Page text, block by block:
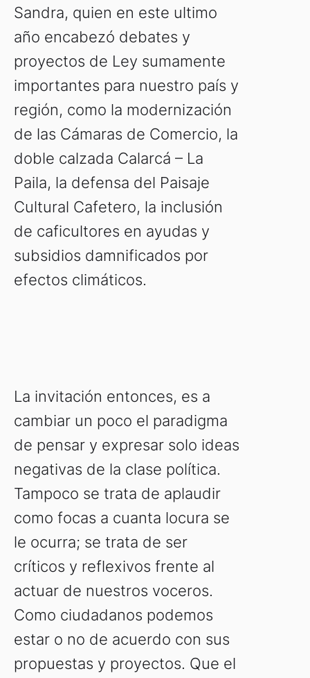
Sandra, quien en este ultimo
año encabezó debates y
proyectos de Ley sumamente
importantes para nuestro país y
región, como la modernización
de las Cámaras de Comercio, la
doble calzada Calarcá – La
Paila, la defensa del Paisaje
Cultural Cafetero, la inclusión
de caficultores en ayudas y
subsidios damnificados por
efectos climáticos.
La invitación entonces, es a
cambiar un poco el paradigma
de pensar y expresar solo ideas
negativas de la clase política.
Tampoco se trata de aplaudir
como focas a cuanta locura se
le ocurra; se trata de ser
críticos y reflexivos frente al
actuar de nuestros voceros.
Como ciudadanos podemos
estar o no de acuerdo con sus
propuestas y proyectos. Que el